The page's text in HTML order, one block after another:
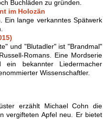
Buchläden zu gründen.
im Holozän
Ein lange verkanntes Spätwerk
und "Blutadler" ist "Brandmal"
Romans. Eine Mordserie
ein bekannter Liedermacher
Wissenschaftler.
erzählt Michael Cohn die
vergifteten Apfel neu. Er bietet